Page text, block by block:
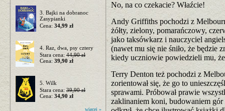
3. Bajki na dobranoc
Zasypianki
Cena: 34,99 zł
4. Raz, dwa, psy cztery
Stara cena: 44,90 zł
Cena: 39,90 zł
5. Wilk
Stara cena: 39,90 zł
Cena: 34,90 zł
więcej »
No, na co czekacie? Właźcie!
Andy Griffiths pochodzi z
żółty, zielony, pomarańczowy,
jako taksówkarz i nauczyciel
(nawet mu się nie śniło, że będzie
kiedy uczniowie powiedzieli mu,
Terry Denton też pochodzi z
zorientował się, że go to
sprawami. Próbował prawie
zaklinaniem koni, budowaniem